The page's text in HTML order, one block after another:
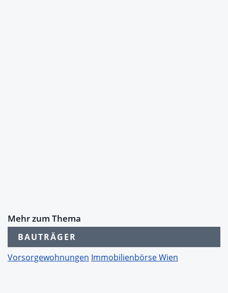
Mehr zum Thema
BAUTRÄGER
Vorsorgewohnungen Immobilienbörse Wien